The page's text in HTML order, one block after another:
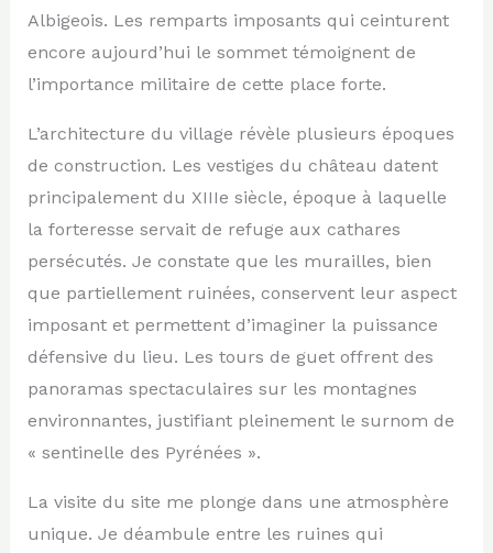
Albigeois. Les remparts imposants qui ceinturent
encore aujourd’hui le sommet témoignent de
l’importance militaire de cette place forte.
L’architecture du village révèle plusieurs époques
de construction. Les vestiges du château datent
principalement du XIIIe siècle, époque à laquelle
la forteresse servait de refuge aux cathares
persécutés. Je constate que les murailles, bien
que partiellement ruinées, conservent leur aspect
imposant et permettent d’imaginer la puissance
défensive du lieu. Les tours de guet offrent des
panoramas spectaculaires sur les montagnes
environnantes, justifiant pleinement le surnom de
« sentinelle des Pyrénées ».
La visite du site me plonge dans une atmosphère
unique. Je déambule entre les ruines qui